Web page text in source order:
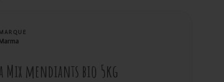
MARQUE
Mix mendiants bio 5kg